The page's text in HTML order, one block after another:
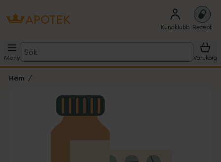
Kundklubb Recept
Meny
Sök
Varukorg
Hem
Lista: . Innehåller 1 objekt.